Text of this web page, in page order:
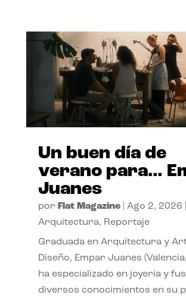
Un buen día de
verano para…
Juanes
por Flat Magazine| Ago 2, 2026
Arquitectura, Reportaje
Graduada en Arquitectura y
Diseño, Empar Juanes
ha especializado en joyería y
diversos conocimientos en su